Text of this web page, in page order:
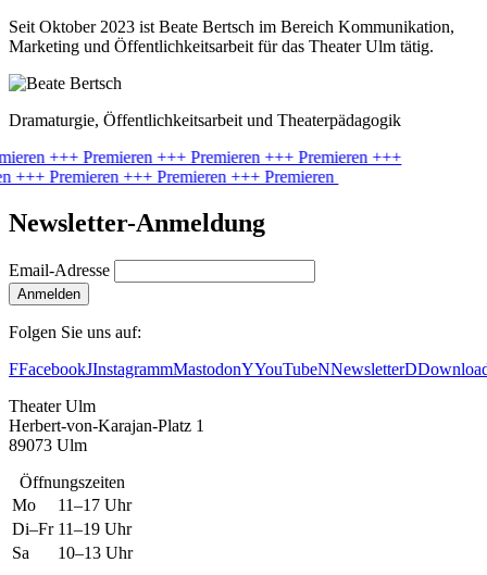
Seit Oktober 2023 ist Beate Bertsch im Bereich Kommunikation,
Marketing und Öffentlichkeitsarbeit für das Theater Ulm tätig.
Dramaturgie, Öffentlichkeitsarbeit und Theaterpädagogik
+++ Premieren +++ Premieren +++ Premieren +++
+++ Premieren +++ Premieren +++ Premieren
Newsletter-Anmeldung
Email-Adresse
Anmelden
Folgen Sie uns auf:
FFacebookJInstagrammMastodonYYouTubeNNewsletterD
Theater Ulm
Herbert-von-Karajan-Platz 1
89073 Ulm
Öffnungszeiten
Mo
11–17 Uhr
Di–Fr 11–19 Uhr
Sa
10–13 Uhr